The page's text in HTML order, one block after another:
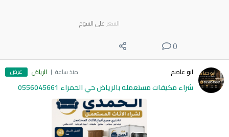
السعر على السوم
0
ابو عاصم منذ ساعة الرياض عرض
شراء مكيفات مستعمله بالرياض حي الحمراء 0556045661